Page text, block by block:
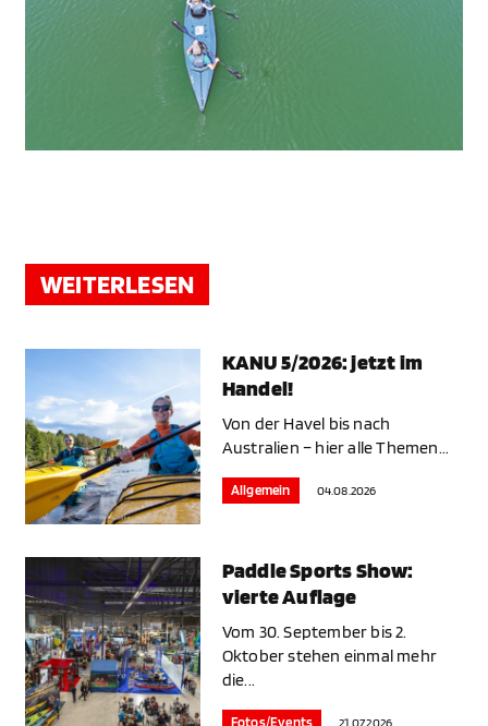
WEITERLESEN
KANU 5/2026: jetzt im
Handel!
Von der Havel bis nach
Australien – hier alle Themen...
Allgemein 04.08.2026
Paddle Sports Show:
vierte Auflage
Vom 30. September bis 2.
Oktober stehen einmal mehr
die...
Fotos/Events 21.07.2026